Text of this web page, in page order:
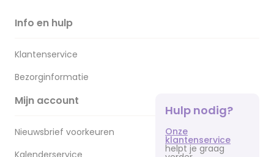
Info en hulp
Klantenservice
Bezorginformatie
Mijn account
Nieuwsbrief voorkeuren
Kalenderservice
Hulp nodig?
Onze
klantenservice
helpt je graag